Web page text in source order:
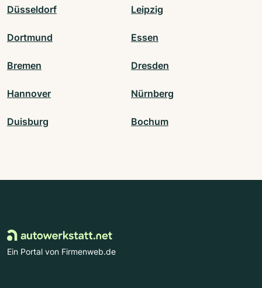
Düsseldorf Leipzig
Dortmund Essen
Bremen Dresden
Hannover Nürnberg
Duisburg Bochum
Ein Portal von Firmenweb.de